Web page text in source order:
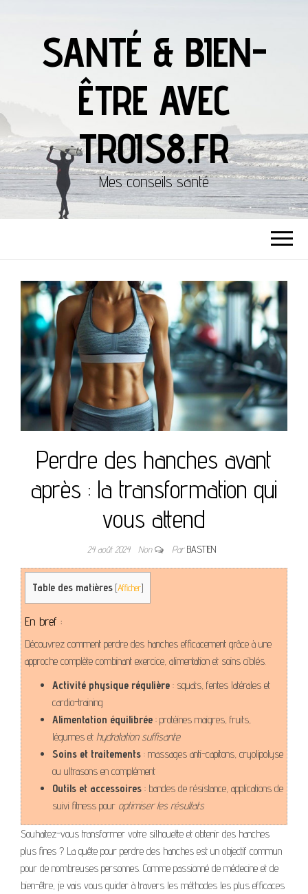
SANTÉ & BIEN-
ÊTRE AVEC
TROIS8.FR
Mes conseils santé
Perdre des hanches avant
après : la transformation qui
vous attend
24 août 2024 Non ParBASTIEN
Table des matières [Afficher]
En bref :
Découvrez comment perdre des hanches efficacement grâce à une
approche complète combinant exercice, alimentation et soins ciblés.
Activité physique régulière : squats, fentes latérales et
cardio-training
Alimentation équilibrée : protéines maigres, fruits,
légumes et hydratation suffisante
Soins et traitements : massages anti-capitons, cryolipolyse
ou ultrasons en complément
Outils et accessoires : bandes de résistance, applications de
suivi fitness pour optimiser les résultats
Souhaitez-vous transformer votre silhouette et obtenir des hanches
plus fines ? La quête pour perdre des hanches est un objectif commun
pour de nombreuses personnes. Comme passionné de médecine et de
bien-être, je vais vous guider à travers les méthodes les plus efficaces